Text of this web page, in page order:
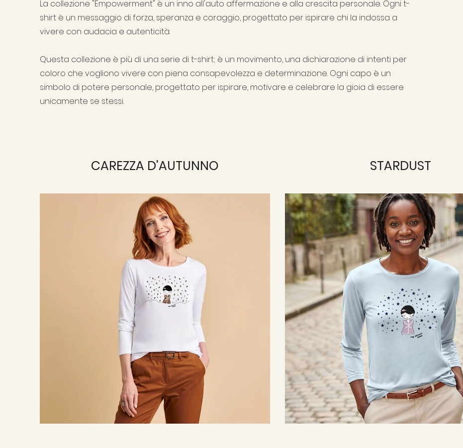
La collezione "Empowerment" è un inno all'auto affermazione e alla crescita personale. Ogni t-
shirt è un messaggio di forza, speranza e coraggio, progettato per ispirare chi la indossa a
vivere con audacia e autenticità.
Questa collezione è più di una serie di t-shirt; è un movimento, una dichiarazione di intenti per
coloro che vogliono vivere con piena consapevolezza e determinazione. Ogni capo è un
simbolo di potere personale, progettato per ispirare, motivare e celebrare la gioia di essere
unicamente se stessi.
CAREZZA D'AUTUNNO STARDUST